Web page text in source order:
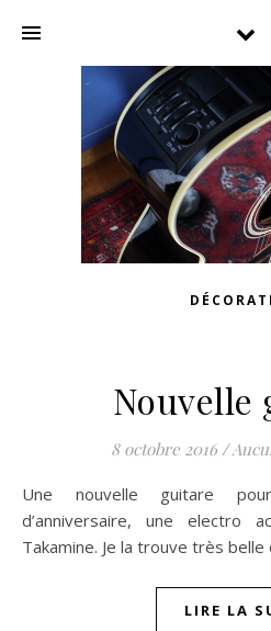
Nouvelle
8 octobre 2016 /
Une nouvelle guitare pour Simon, son cadeau
d’anniversaire, une electro
Takamine. Je la trouve très
LIRE LA